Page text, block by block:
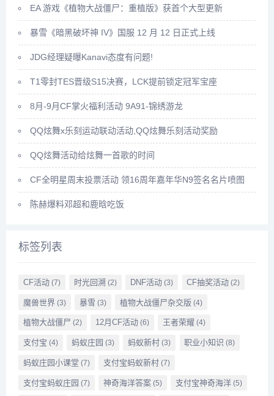
EA 游戏《植物大战僵尸：重植版》获首个大型更新
暴雪《暗黑破坏神 IV》国服 12 月 12 日正式上线
JDG经理疑曝Kanavi态度有问题!
T1零封TES晋级S15决赛，LCK提前锁定冠军宝座
8月-9月CF掌火福利活动 9A91-锦绣游龙
QQ炫舞x乐刻运动联动活动,QQ炫舞乐刻活动奖励
QQ炫舞活动给炫舞一首歌的时间
CF全明星周末投票活动 领16周年嘉年华N9签名名片喷图
陈赫爆料邓超和鹿晗吃饭
标签列表
CF活动(7) 时光回溯 (2) DNF活动 (3) CF抽奖活动 (2)
魔兽世界(3) 暴雪 (3) 植物大战僵尸杂交版 (4)
植物大战僵尸 (2) 12月CF活动(6) 王者荣耀 (4)
支付宝 (4) 蚂蚁庄园 (3) 蚂蚁新村 (3) 职业小知识 (8)
蚂蚁庄园小课堂 (7) 支付宝蚂蚁新村(7)
支付宝蚂蚁庄园 (7) 神奇海洋答案(5) 支付宝神奇海洋 (5)